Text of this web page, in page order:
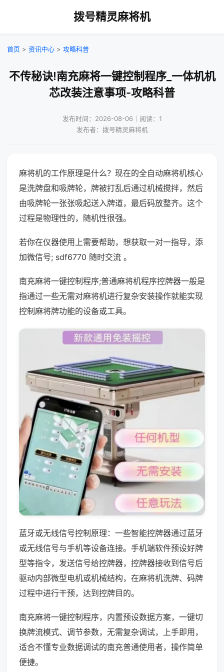
拨号精灵麻将机
首页 > 资讯中心 > 攻略科普
不传秘诀!南充麻将一键控制程序_一体机机
芯改装注意事项-攻略科普
发布时间：2026-08-06｜阅读：1
发布者：拨号精灵麻将机
麻将机的工作原理是什么？现在的全自动麻将机核心
是洗牌盘和吸牌轮，牌被打乱后通过机械搅拌，然后
由吸牌轮一张张吸起送入牌道，最后码放整齐。这个
过程是物理性的，随机性很强。
若你在仪器使用上需要帮助，想获取一对一指导，添
加微信号; sdf6770 随时交流 。
南充麻将一键控制程序;普通麻将机程序控牌器一般是
指通过一些无需对麻将机进行复杂安装操作就能实现
控制麻将牌功能的设备或工具。
蓝牙或无线信号控制原理：一些智能控牌器通过蓝牙
或无线信号与手机等设备连接。手机端软件预设好牌
型等指令，发送信号给控牌器，控牌器接收到信号后
驱动内部微型电机或机械结构，在麻将机洗牌、码牌
过程中进行干预，达到控牌目的。
南充麻将一键控制程序，内置预设数据方案，一键切
换牌流模式、调节参数，无需复杂调试，上手即用，
适合不懂专业数据调试的南充普通使用者，操作简单
便捷。